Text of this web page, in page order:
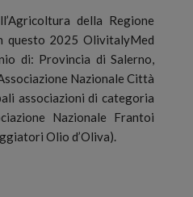
della Regione
questo 2025 OlivitalyMed
di: Provincia di Salerno,
Nazionale Città
associazioni di categoria
Nazionale Frantoi
Olio d’Oliva).